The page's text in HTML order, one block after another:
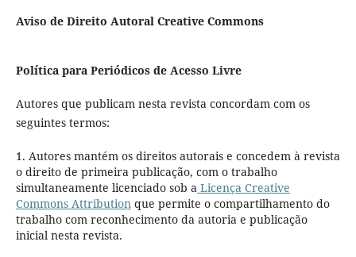
Aviso de Direito Autoral Creative Commons
Política para Periódicos de Acesso Livre
Autores que publicam nesta revista concordam com os
seguintes termos:
1. Autores mantém os direitos autorais e concedem à revista
o direito de primeira publicação, com o trabalho
simultaneamente licenciado sob aLicença Creative
Commons Attributionque permite o compartilhamento do
trabalho com reconhecimento da autoria e publicação
inicial nesta revista.